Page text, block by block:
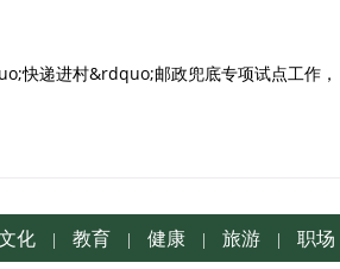
快递进村&rdquo;邮政兜底专项试点工作，
化 教育 健康 旅游 职场